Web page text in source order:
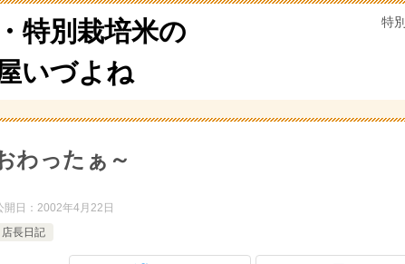
特別栽培米の
いづよね
特
わったぁ～
開日： 2002年4月22日
店長日記